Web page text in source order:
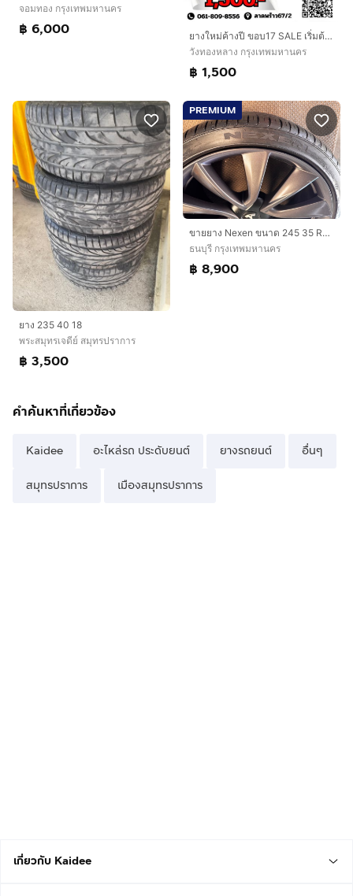
จอมทอง กรุงเทพมหานคร
฿ 6,000
ยางใหม่ค้างปี ขอบ17 SALE เริ่มต้น 1,500 เบอร์ 205 215 225
วังทองหลาง กรุงเทพมหานคร
฿ 1,500
ยาง 235 40 18
พระสมุทรเจดีย์ สมุทรปราการ
฿ 3,500
PREMIUM
ขายยาง Nexen ขนาด 245 35 R20 (4วง)
ธนบุรี กรุงเทพมหานคร
฿ 8,900
คำค้นหาที่เกี่ยวข้อง
Kaidee อะไหล่รถ ประดับยนต์ ยางรถยนต์ อื่นๆ
สมุทรปราการ เมืองสมุทรปราการ
เกี่ยวกับ Kaidee